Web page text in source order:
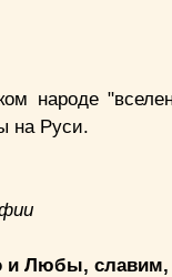
народе
на Руси.
и Любы,